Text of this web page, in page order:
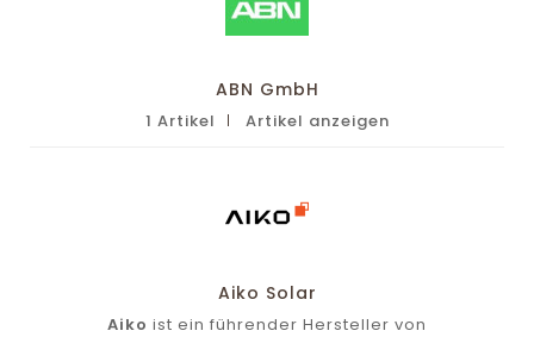
ABN GmbH
1 Artikel Artikel anzeigen
Aiko Solar
Aiko ist ein führender Hersteller von